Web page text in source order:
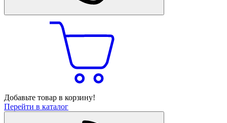
Добавьте товар в корзину!
Перейти в каталог